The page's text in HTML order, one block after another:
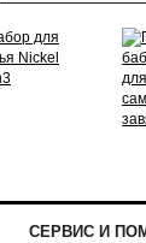
СЕРВИС И